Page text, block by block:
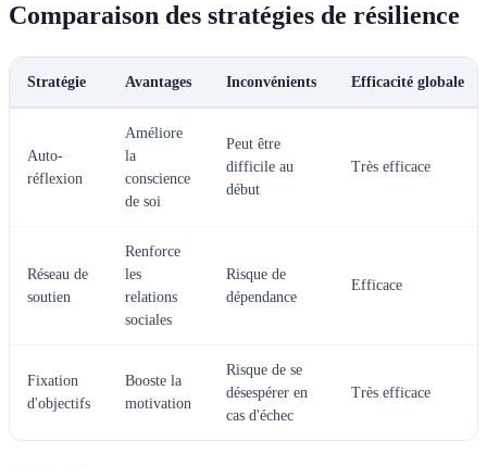
Comparaison des stratégies de résilience
Stratégie Avantages Inconvénients Efficacité globale
Auto-
réflexion
Améliore
la
conscience
de soi
Peut être
difficile au
début
Très efficace
Réseau de
soutien
Renforce
les
relations
sociales
Risque de
dépendance
Efficace
Fixation
d'objectifs
Booste la
motivation
Risque de se
désespérer en
cas d'échec
Très efficace